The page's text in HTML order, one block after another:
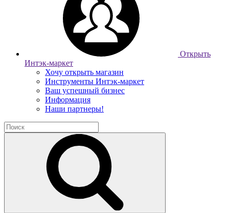
Открыть
Интэк-маркет
Хочу открыть магазин
Инструменты Интэк-маркет
Ваш успешный бизнес
Информация
Наши партнеры!